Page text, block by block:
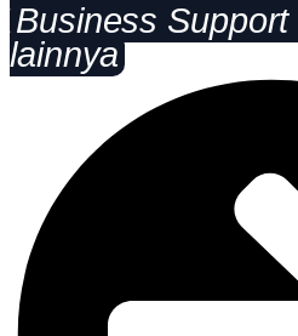
Business
lainnya